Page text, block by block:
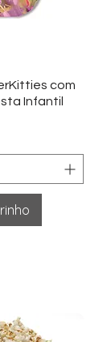
com
Infantil